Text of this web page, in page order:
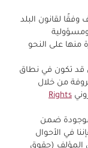
لقانون البلد
منها على النحو
قد تكون في نطاق
من خلال
Rights
ضمن
في الأحوال
المؤلف (حقوق